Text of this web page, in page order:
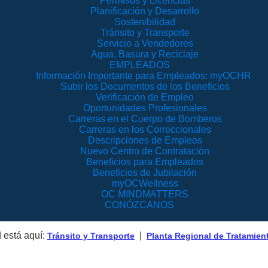
Planificación y Desarrollo
Sostenibilidad
Tránsito y Transporte
Servicio a Vendedores
Agua, Basura y Reciclaje
EMPLEADOS
Información Importante para Empleados: myOCHR
Subir los Documentos de los Beneficios
Verificación de Empleo
Oportunidades Profesionales
Carreras en el Cuerpo de Bomberos
Carreras en los Correccionales
Descripciones de Empleos
Nuevo Centro de Contratación
Beneficios para Empleados
Beneficios de Jubilación
myOCWellness
OC MINDMATTERS
CONÓZCANOS
está aquí: Tránsito y Transporte Planta Regional de